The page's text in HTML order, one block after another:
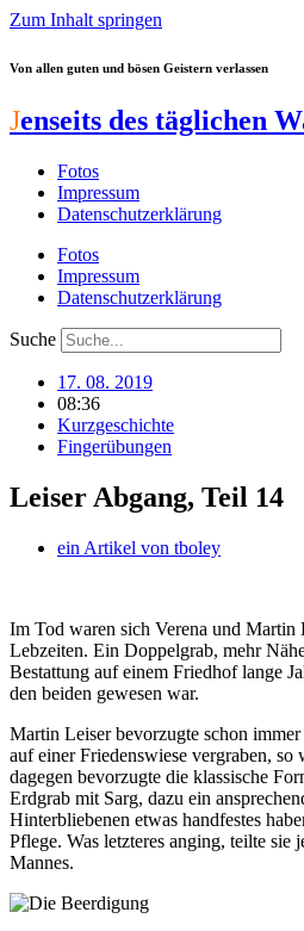
Zum Inhalt springen
Von allen guten und bösen Geistern verlassen
Jenseits des täglichen
Fotos
Impressum
Datenschutzerklärung
Fotos
Impressum
Datenschutzerklärung
Suche
17. 08. 2019
08:36
Kurzgeschichte
Fingerübungen
Leiser Abgang, Teil 14
ein Artikel von tboley
Im Tod waren sich Verena und Martin
Lebzeiten. Ein Doppelgrab, mehr
Bestattung auf einem Friedhof lange
den beiden gewesen war.
Martin Leiser bevorzugte schon
auf einer Friedenswiese vergraben, so
dagegen bevorzugte die klassische
Erdgrab mit Sarg, dazu ein
Hinterbliebenen etwas handfestes
Pflege. Was letzteres anging, teilte sie
Mannes.